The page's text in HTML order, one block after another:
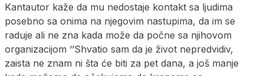
Kantautor kaže da mu nedostaje kontakt sa ljudima
posebno sa onima na njegovim nastupima, da im se
raduje ali ne zna kada može da počne sa njihovom
organizacijom ‘’Shvatio sam da je život nepredvidiv,
zaista ne znam ni šta će biti za pet dana, a još manje